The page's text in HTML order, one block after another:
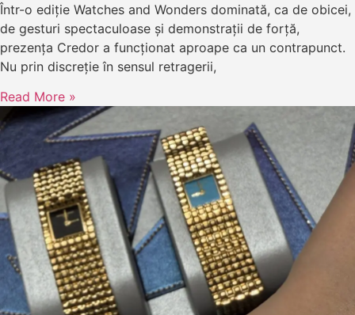
Într-o ediție Watches and Wonders dominată, ca de obicei,
de gesturi spectaculoase și demonstrații de forță,
prezența Credor a funcționat aproape ca un contrapunct.
Nu prin discreție în sensul retragerii,
Read More »